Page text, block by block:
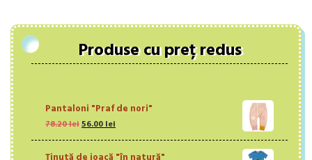
Produse cu preț redus
Pantaloni "Praf de nori"
78.20leiPrețul
56.00lei